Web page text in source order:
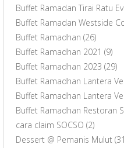
Buffet Ramadan Tirai Ratu
Buffet Ramadan Westside
Buffet Ramadhan (26)
Buffet Ramadhan 2021 (9)
Buffet Ramadhan 2023 (29)
Buffet Ramadhan Lantera
Buffet Ramadhan Lantera
Buffet Ramadhan Restoran
cara claim SOCSO (2)
Dessert @ Pemanis Mulut